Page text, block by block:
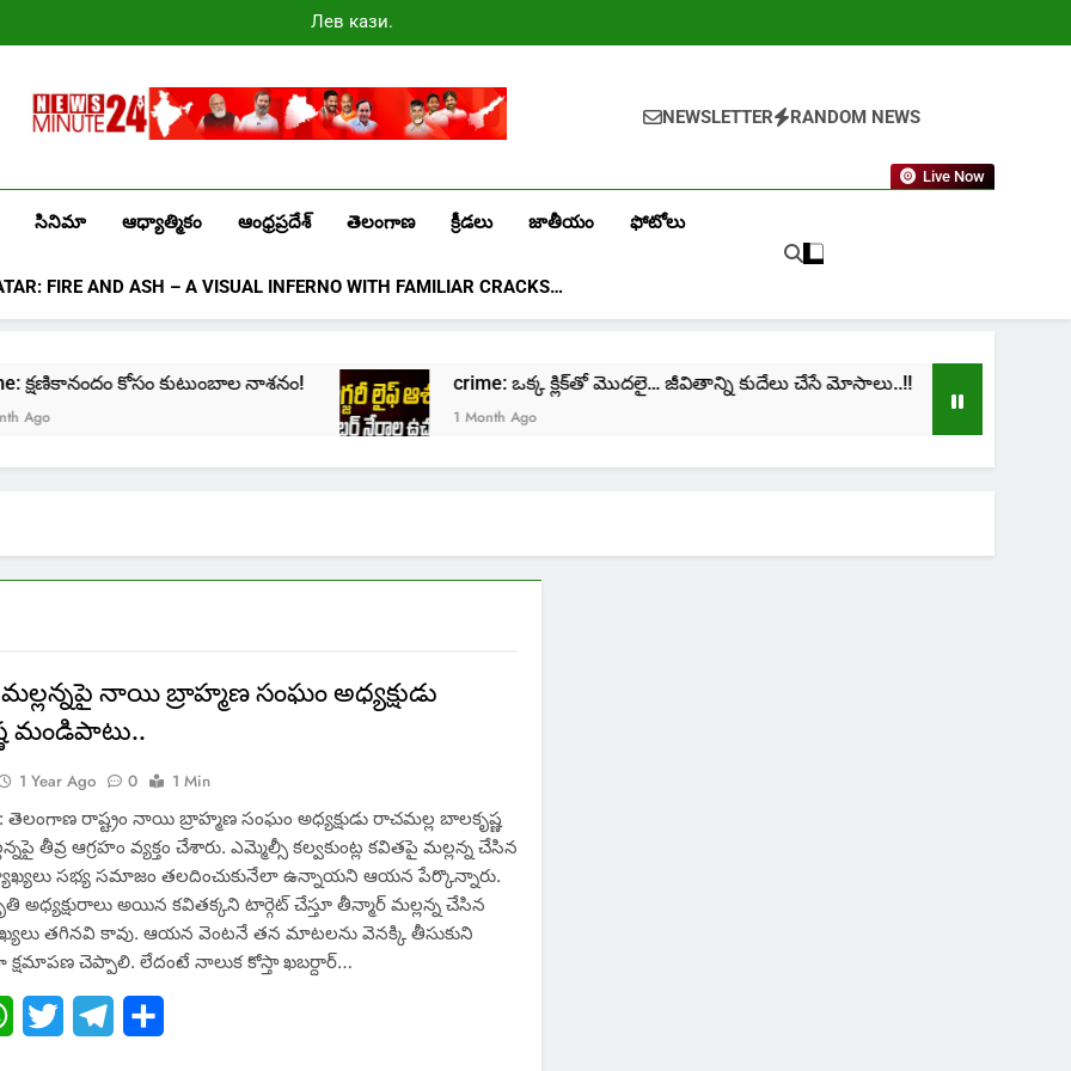
Лев казино
промокоды
Newsminute24
NEWSLETTER RANDOM NEWS
Live Now
సినిమా ఆధ్యాత్మికం ఆంధ్రప్రదేశ్ తెలంగాణ క్రీడలు జాతీయం ఫోటోలు
FIRE AND ASH – A VISUAL INFERNO WITH FAMILIAR CRACKS…
క్షణికానందం కోసం కుటుంబాల నాశనం! crime: ఒక్క క్లిక్‌తో మొదలై… జీవితాన్ని కుదేలు చేసే మోసాలు..!!
1 Month Ago
మల్లన్నపై నాయి బ్రాహ్మణ సంఘం అధ్యక్షుడు
మండిపాటు..
1 Year Ago 0
1 Min
రాష్ట్రం నాయి బ్రాహ్మణ సంఘం అధ్యక్షుడు రాచమల్ల బాలకృష్ణ
తీవ్ర ఆగ్రహం వ్యక్తం చేశారు. ఎమ్మెల్సీ కల్వకుంట్ల కవితపై మల్లన్న చేసిన
సభ్య సమాజం తలదించుకునేలా ఉన్నాయని ఆయన పేర్కొన్నారు.
అధ్యక్షురాలు అయిన కవితక్కని టార్గెట్ చేస్తూ తీన్మార్ మల్లన్న చేసిన
తగినవి కావు. ఆయన వెంటనే తన మాటలను వెనక్కి తీసుకుని
క్షమాపణ చెప్పాలి. లేదంటే నాలుక కోస్తా ఖబర్దార్…
WhatsApp
Twitter Telegram